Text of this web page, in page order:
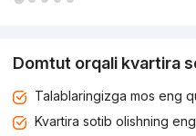
Domtut orqali kvartira
Talablaringizga mos eng
Kvartira sotib olishning